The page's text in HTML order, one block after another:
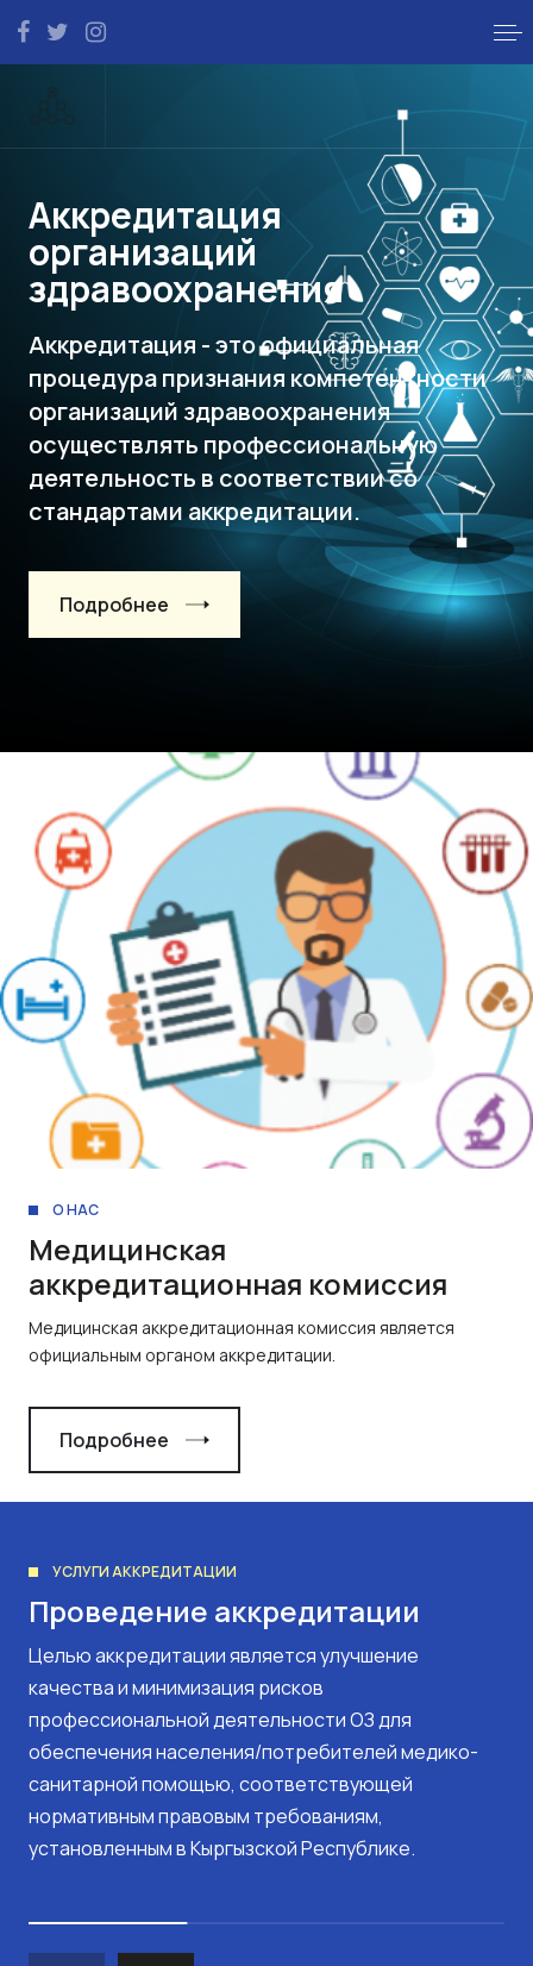
Аккредитация
организаций
здравоохранения
Аккредитация - это официальная
процедура признания компетентности
организаций здравоохранения
осуществлять профессиональную
деятельность в соответствии со
стандартами аккредитации.
Подробнее
О НАС
Медицинская
аккредитационная комиссия
Медицинская аккредитационная комиссия является
официальным органом аккредитации.
Подробнее
УСЛУГИ АККРЕДИТАЦИИ
Проведение аккредитации
Целью аккредитации является улучшение
качества и минимизация рисков
профессиональной деятельности ОЗ для
обеспечения населения/потребителей медико-
санитарной помощью, соответствующей
нормативным правовым требованиям,
установленным в Кыргызской Республике.